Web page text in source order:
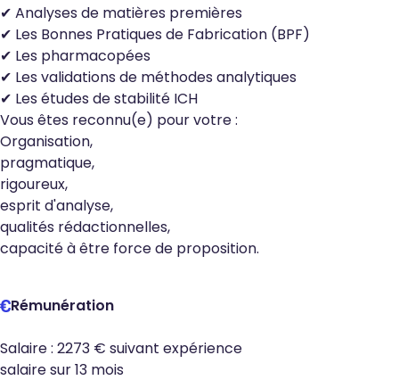
✔ Analyses de matières premières
✔ Les Bonnes Pratiques de Fabrication (BPF)
✔ Les pharmacopées
✔ Les validations de méthodes analytiques
✔ Les études de stabilité ICH
Vous êtes reconnu(e) pour votre :
Organisation,
pragmatique,
rigoureux,
esprit d'analyse,
qualités rédactionnelles,
capacité à être force de proposition.
Rémunération
Salaire : 2273 € suivant expérience
salaire sur 13 mois